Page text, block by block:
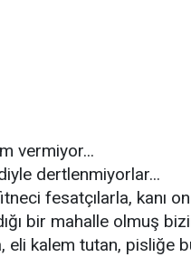
vermiyor...
dertlenmiyorlar...
fesatçılarla, kanı
bir mahalle olmuş
eli kalem tutan, pisliğe